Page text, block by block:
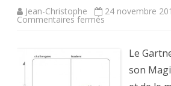
Jean-Christophe 24 novembre
Commentaires fermés
Quadrant
–
Novembre
Le
son